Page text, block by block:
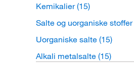
Kemikalier(15)
Salte og uorganiske stoffer
Uorganiske salte (15)
Alkali metalsalte (15)